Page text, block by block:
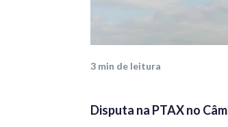
3 min de leitura
Disputa na PTAX no